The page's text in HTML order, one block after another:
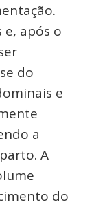
e, após o
do
e
a
A
do